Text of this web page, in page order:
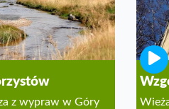
z wypraw w Góry